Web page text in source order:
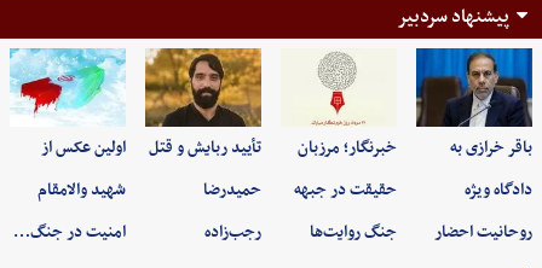
پیشنهاد سردبیر
باقر خرازی به
دادگاه ویژه
روحانیت احضار
خبرنگار؛ مرزبان
حقیقت در جبهه
جنگ روایت‌ها
تأیید ربایش و قتل
حمیدرضا
رجب‌زاده
اولین عکس از
شهید والامقام
امنیت در جنگ…